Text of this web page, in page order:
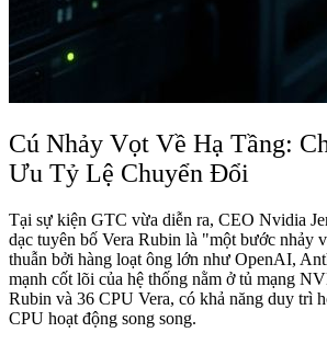
Cú Nhảy Vọt Về Hạ Tầng:
Ưu Tỷ Lệ Chuyển Đổi
Tại sự kiện GTC vừa diễn ra, CEO Nvidia
dạc tuyên bố Vera Rubin là "một bước nhảy
thuẫn bởi hàng loạt ông lớn như OpenAI,
mạnh cốt lõi của hệ thống nằm ở tủ mạng
Rubin và 36 CPU Vera, có khả năng duy trì
CPU hoạt động song song.